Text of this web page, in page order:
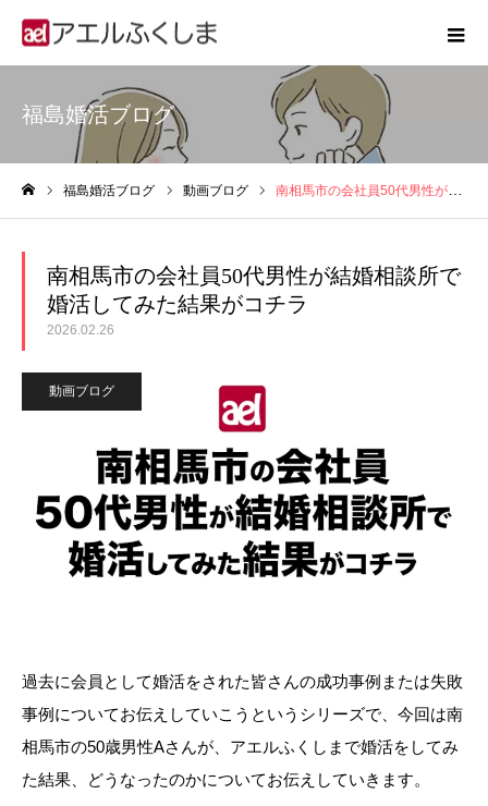
福島婚活ブログ
福島婚活ブログ 動画ブログ 南相馬市の会社員50代男性が結婚相談所で婚活してみた結果がコチラ
南相馬市の会社員50代男性が結婚相談所で
婚活してみた結果がコチラ
2026.02.26
動画ブログ
過去に会員として婚活をされた皆さんの成功事例または失敗
事例についてお伝えしていこうというシリーズで、今回は南
相馬市の50歳男性Aさんが、アエルふくしまで婚活をしてみ
た結果、どうなったのかについてお伝えしていきます。